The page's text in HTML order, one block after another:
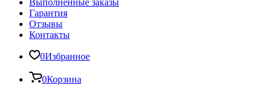
Выполненные заказы
Гарантия
Отзывы
Контакты
0Избранное
0Корзина